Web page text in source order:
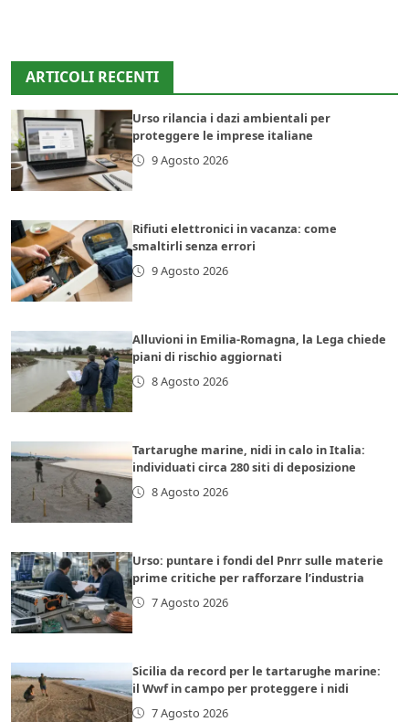
ARTICOLI RECENTI
Urso rilancia i dazi ambientali per
proteggere le imprese italiane
9 Agosto 2026
Rifiuti elettronici in vacanza: come
smaltirli senza errori
9 Agosto 2026
Alluvioni in Emilia-Romagna, la Lega chiede
piani di rischio aggiornati
8 Agosto 2026
Tartarughe marine, nidi in calo in Italia:
individuati circa 280 siti di deposizione
8 Agosto 2026
Urso: puntare i fondi del Pnrr sulle materie
prime critiche per rafforzare l’industria
7 Agosto 2026
Sicilia da record per le tartarughe marine:
il Wwf in campo per proteggere i nidi
7 Agosto 2026